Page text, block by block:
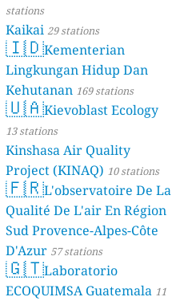
stations
Kaikai 29 stations
🇮🇩Kementerian
Lingkungan Hidup Dan
Kehutanan 169 stations
🇺🇦Kievoblast Ecology
13 stations
Kinshasa Air Quality
Project (KINAQ) 10 stations
🇫🇷L'observatoire De La
Qualité De L'air En Région
Sud Provence-Alpes-Côte
D'Azur 57 stations
🇬🇹Laboratorio
ECOQUIMSA Guatemala 11